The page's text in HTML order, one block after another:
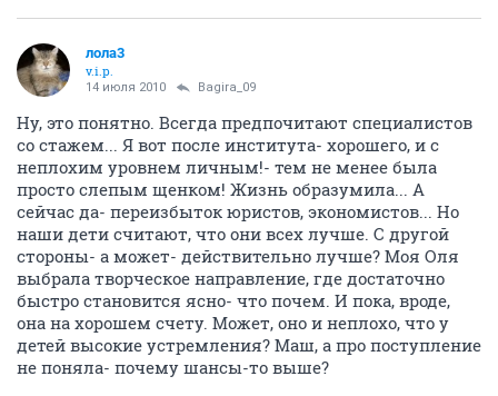
лола3
v.i.p.
14 июля 2010 Bagira_09
Ну, это понятно. Всегда предпочитают специалистов
со стажем... Я вот после института- хорошего, и с
неплохим уровнем личным!- тем не менее была
просто слепым щенком! Жизнь образумила... А
сейчас да- переизбыток юристов, экономистов... Но
наши дети считают, что они всех лучше. С другой
стороны- а может- действительно лучше? Моя Оля
выбрала творческое направление, где достаточно
быстро становится ясно- что почем. И пока, вроде,
она на хорошем счету. Может, оно и неплохо, что у
детей высокие устремления? Маш, а про поступление
не поняла- почему шансы-то выше?